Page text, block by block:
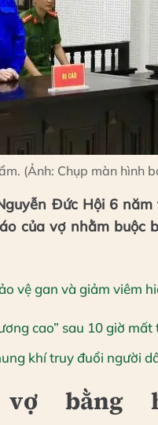
(Ảnh: Chụp màn hình
Đức Hội 6
của vợ nhằm buộc
vệ gan và giảm viêm
cao” sau 10 giờ mất
khí truy đuổi người
bằng